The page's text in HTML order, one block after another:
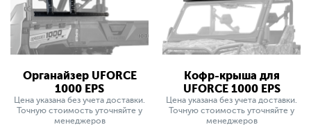
Органайзер UFORCE
1000 EPS
Цена указана без учета доставки.
Точную стоимость уточняйте у
менеджеров
Кофр-крыша для
UFORCE 1000 EPS
Цена указана без учета доставки.
Точную стоимость уточняйте у
менеджеров